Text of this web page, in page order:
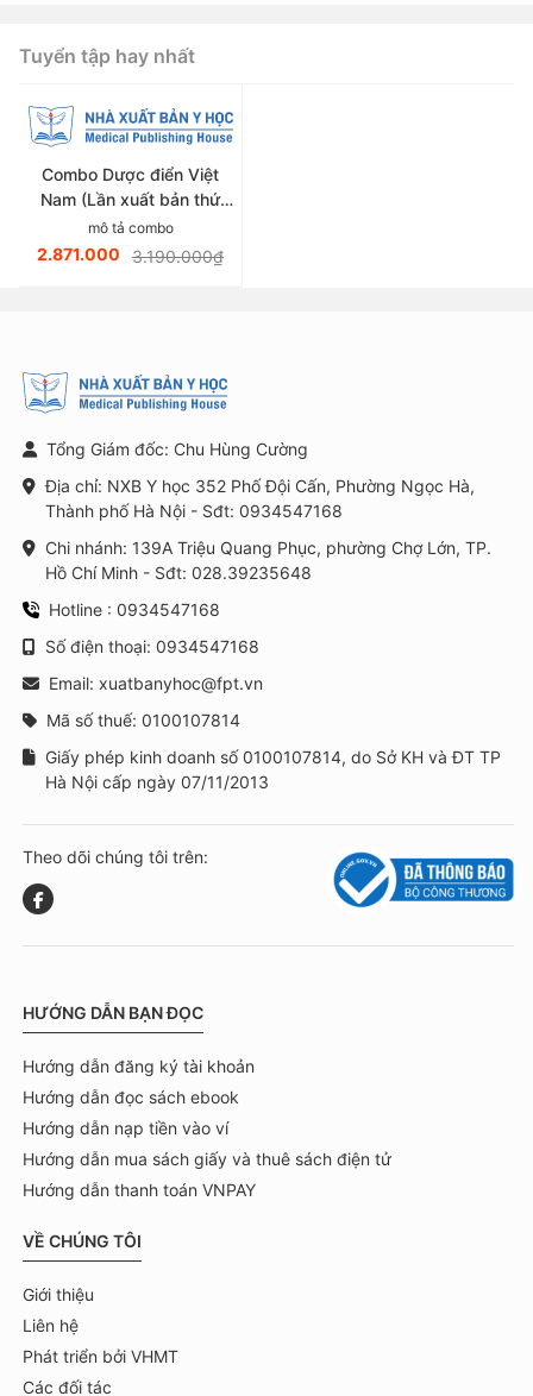
Tuyển tập hay nhất
Combo Dược điển Việt
Nam (Lần xuất bản thứ
sáu)
mô tả combo
2.871.000 3.190.000₫
Tổng Giám đốc: Chu Hùng Cường
Địa chỉ: NXB Y học 352 Phố Đội Cấn, Phường Ngọc Hà,
Thành phố Hà Nội - Sđt: 0934547168
Chi nhánh: 139A Triệu Quang Phục, phường Chợ Lớn, TP.
Hồ Chí Minh - Sđt: 028.39235648
Hotline : 0934547168
Số điện thoại: 0934547168
Email: xuatbanyhoc@fpt.vn
Mã số thuế: 0100107814
Giấy phép kinh doanh số 0100107814, do Sở KH và ĐT TP
Hà Nội cấp ngày 07/11/2013
Theo dõi chúng tôi trên:
HƯỚNG DẪN BẠN ĐỌC
Hướng dẫn đăng ký tài khoản
Hướng dẫn đọc sách ebook
Hướng dẫn nạp tiền vào ví
Hướng dẫn mua sách giấy và thuê sách điện tử
Hướng dẫn thanh toán VNPAY
VỀ CHÚNG TÔI
Giới thiệu
Liên hệ
Phát triển bởi VHMT
Các đối tác